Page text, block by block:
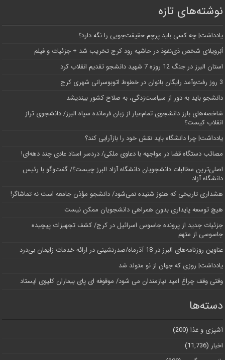
نوشته‌های تازه
یادداشت| ‌چه کسی باید پرچم حقیقت‌جویی را نگه دارد؟
اَبَر‌ویلای شخص ذی‌نفوذ در حاشیه‌ رود کرج تخریب شد + جزئیات و فیلم
استان البرز در جنگ 12 روزه 7 شهید دانشجو تقدیم انقلاب کرد
3 روز رفت‌وآمد رایگان بانوان در خطوط اتوبوسرانی شهری کرج
دانشجو باید به دور از سیاست‌زدگی، به صلاح کشور بیندیشد
شاخصه‌های بارز دانشجوی تمام‌عیار از زبان فرمانده سپاه البرز/ دانشجوی تراز
انقلاب کیست؟
یادداشت| چرا دانشگاه باید نقش خود را بازآرایی کند؟
مصائب دستگاه قضا در مواجهه با دعاوی ملکی/ دردسر اسناد عادی چند‌ دهه‌ای!
اصلی‌ترین مطالبات دانشجویان دانشگاه آزاد البرز چیست؟/ گفت‌وگو با رئیس
دانشگاه آز‌اد
هشداری تاریخی که هنوز شنیده نمی‌شود/ دانشجو مؤذن جامعه است نه تماشاگر!
هیچ توسعه پایداری بدون همراهی دانشجویان ممکن نیست
جزئیات جدید از پرونده جاسوس اسرائیل در کرج/‌ کشف تجهیزات پیچیده
جاسوسی از متهم
عناوین روزنامه‌های البرز در ‌18 آذرماه/صدرنشینی در ارائه خدمات زایمان بی‌درد
یادداشت| روزی که جهان از نو متولد شد
وقتی وقف چراغ امید نیازمندان می شود/ موقوفه ای پای بیماران کلیوی ایستاد
دسته‌ها
آشپزی و غذا (200)
اخبار (11,736)